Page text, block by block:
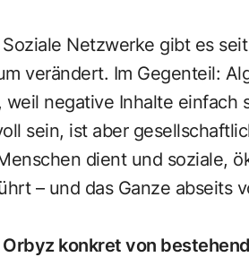
Soziale Netzwerke gibt es
verändert. Im Gegenteil:
negative Inhalte einfach
sein, ist aber
dient und soziale,
– und das Ganze abseits
konkret von